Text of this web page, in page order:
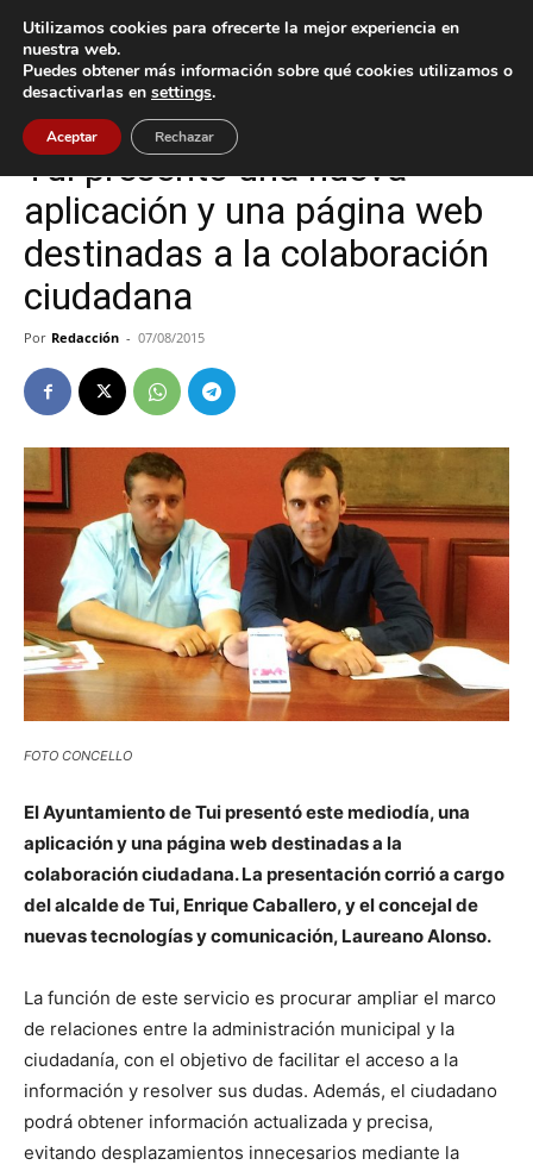
Inicio Tui
Tui
Tui presentó una nueva
aplicación y una página web
destinadas a la colaboración
ciudadana
Por Redacción - 07/08/2015
FOTO CONCELLO
El Ayuntamiento de Tui presentó este mediodía, una
aplicación y una página web destinadas a la
colaboración ciudadana. La presentación corrió a cargo
del alcalde de Tui, Enrique Caballero, y el concejal de
nuevas tecnologías y comunicación, Laureano Alonso.
La función de este servicio es procurar ampliar el marco
de relaciones entre la administración municipal y la
ciudadanía, con el objetivo de facilitar el acceso a la
información y resolver sus dudas. Además, el ciudadano
podrá obtener información actualizada y precisa,
evitando desplazamientos innecesarios mediante la
Utilizamos cookies para ofrecerte la mejor experiencia en
nuestra web.
Puedes obtener más información sobre qué cookies utilizamos o
desactivarlas en settings.
Aceptar Rechazar